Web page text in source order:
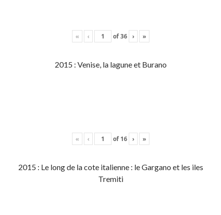
« ‹ of36 › »
2015 : Venise, la lagune et Burano
« ‹ of 16 › »
2015 : Le long de la cote italienne : le Gargano et les iles
Tremiti